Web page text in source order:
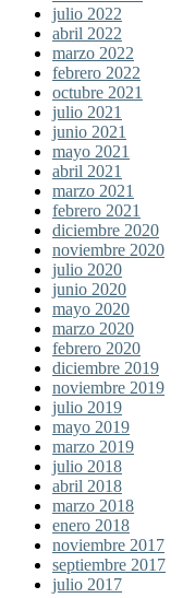
julio 2022
abril 2022
marzo 2022
febrero 2022
octubre 2021
julio 2021
junio 2021
mayo 2021
abril 2021
marzo 2021
febrero 2021
diciembre 2020
noviembre 2020
julio 2020
junio 2020
mayo 2020
marzo 2020
febrero 2020
diciembre 2019
noviembre 2019
julio 2019
mayo 2019
marzo 2019
julio 2018
abril 2018
marzo 2018
enero 2018
noviembre 2017
septiembre 2017
julio 2017